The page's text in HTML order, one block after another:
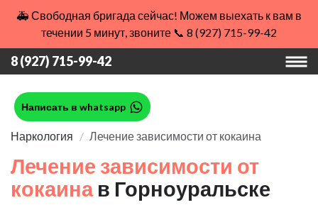
🚑 Свободная бригада сейчас! Можем выехать к вам в
течении 5 минут, звоните 📞 8 (927) 715-99-42
8 (927) 715-99-42
Написать в whatsapp
Наркология Лечение зависимости от кокаина
Лечение зависимости от
кокаина в Горноуральске